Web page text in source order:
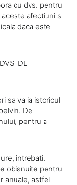
cu dvs. pentru
afectiuni si
daca este
DE
sa va ia istoricul
De
pentru a
intrebati.
obisnuite pentru
anuale, astfel